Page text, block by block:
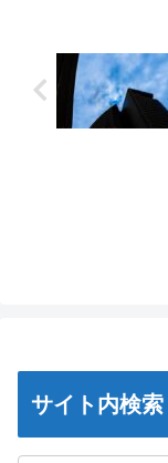
サイト内検索